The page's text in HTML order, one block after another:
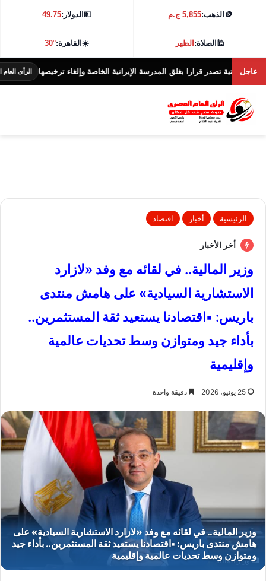
🪙 الذهب:5,855 ج.م 💵الدولار:49.75
🕌الصلاة:الظهر ☀️القاهرة:30°
عاجل
تصدر قرارا بغلق المدرسة الإيرانية الخاصة وإلغاء ترخيصها الرأى العام المصرى
الرئيسية أخبار اقتصاد
أخر الأخبار
وزير المالية.. في لقائه مع وفد «لازارد
الاستشارية السيادية» على هامش منتدى
باريس: ▪︎اقتصادنا يستعيد ثقة المستثمرين..
بأداء جيد ومتوازن وسط تحديات عالمية
وإقليمية
25 يونيو، 2026 دقيقة واحدة
وزير المالية